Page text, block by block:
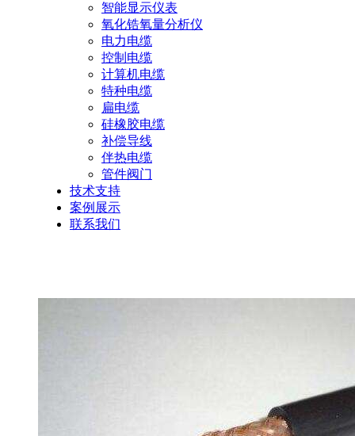
智能显示仪表
氧化锆氧量分析仪
电力电缆
控制电缆
计算机电缆
特种电缆
扁电缆
硅橡胶电缆
补偿导线
伴热电缆
管件阀门
技术支持
案例展示
联系我们